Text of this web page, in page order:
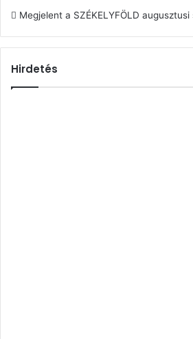
Megjelent a SZÉKELYFÖLD augusztusi
Hirdetés